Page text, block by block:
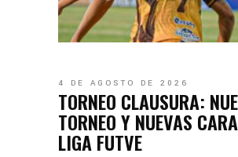
4 DE AGOSTO DE 2026
TORNEO CLAUSURA:
TORNEO Y NUEVAS
LIGA FUTVE